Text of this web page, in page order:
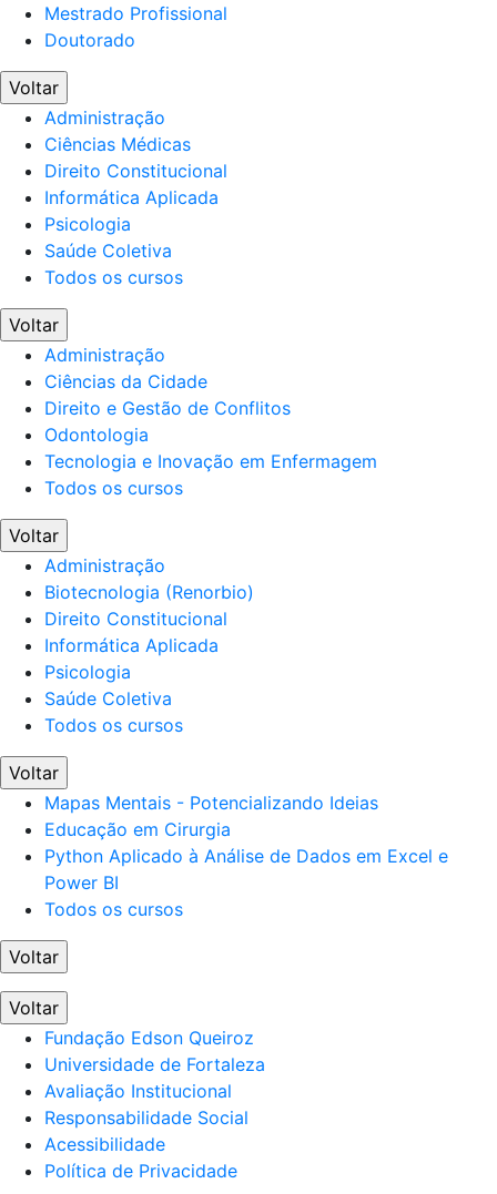
Mestrado Profissional
Doutorado
Voltar
Administração
Ciências Médicas
Direito Constitucional
Informática Aplicada
Psicologia
Saúde Coletiva
Todos os cursos
Voltar
Administração
Ciências da Cidade
Direito e Gestão de Conflitos
Odontologia
Tecnologia e Inovação em Enfermagem
Todos os cursos
Voltar
Administração
Biotecnologia (Renorbio)
Direito Constitucional
Informática Aplicada
Psicologia
Saúde Coletiva
Todos os cursos
Voltar
Mapas Mentais - Potencializando Ideias
Educação em Cirurgia
Python Aplicado à Análise de Dados em Excel e
Power BI
Todos os cursos
Voltar
Voltar
Fundação Edson Queiroz
Universidade de Fortaleza
Avaliação Institucional
Responsabilidade Social
Acessibilidade
Política de Privacidade